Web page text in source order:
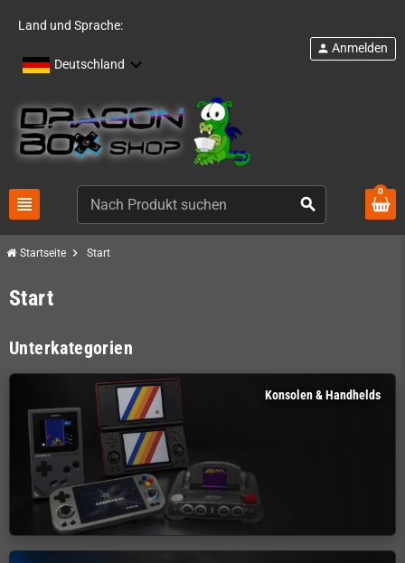
Land und Sprache:
Deutschland
view_headline search
person Anmelden
0
Startseite chevron_right Start
Start
Unterkategorien
Konsolen & Handhelds